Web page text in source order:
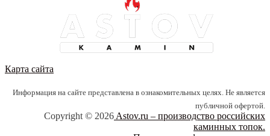
КАЗАНЬ
Карта сайта
Информация на сайте представлена в ознакомительных целях. Не является
публичной офертой.
Copyright © 2026 Astov.ru – производство российских
каминных топок.